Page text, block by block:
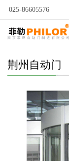
025-86605576
自动门
荆州自动门